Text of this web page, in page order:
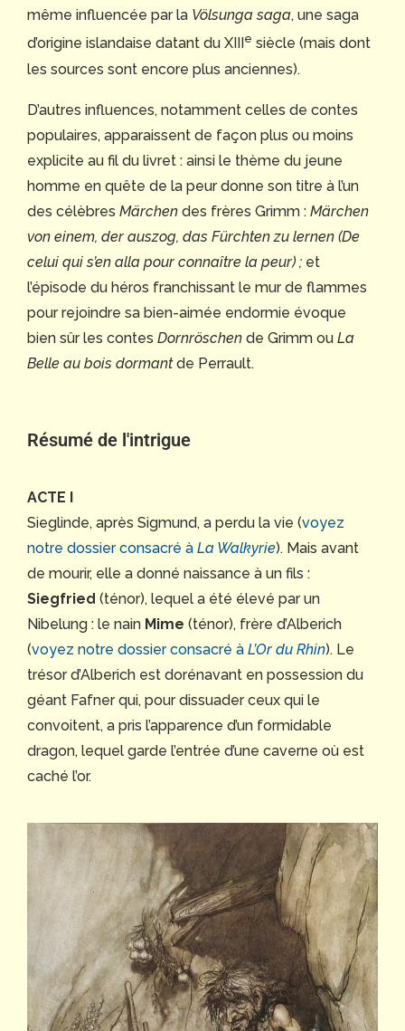
même influencée par la Völsunga saga, une saga
d’origine islandaise datant du XIII
e siècle (mais dont
les sources sont encore plus anciennes).
D’autres influences, notamment celles de contes
populaires, apparaissent de façon plus ou moins
explicite au fil du livret : ainsi le thème du jeune
homme en quête de la peur donne son titre à l’un
des célèbres Märchen des frères Grimm : Märchen
von einem, der auszog, das Fürchten zu lernen (De
celui qui s’en alla pour connaître la peur) ; et
l’épisode du héros franchissant le mur de flammes
pour rejoindre sa bien-aimée endormie évoque
bien sûr les contes Dornröschen de Grimm ou La
Belle au bois dormantde Perrault.
Résumé de l'intrigue
ACTE I
Sieglinde, après Sigmund, a perdu la vie (voyez
notre dossier consacré à La Walkyrie). Mais avant
de mourir, elle a donné naissance à un fils :
Siegfried (ténor), lequel a été élevé par un
Nibelung : le nain Mime (ténor), frère d’Alberich
(voyez notre dossier consacré à L’Or du Rhin). Le
trésor d’Alberich est dorénavant en possession du
géant Fafner qui, pour dissuader ceux qui le
convoitent, a pris l’apparence d’un formidable
dragon, lequel garde l’entrée d’une caverne où est
caché l’or.